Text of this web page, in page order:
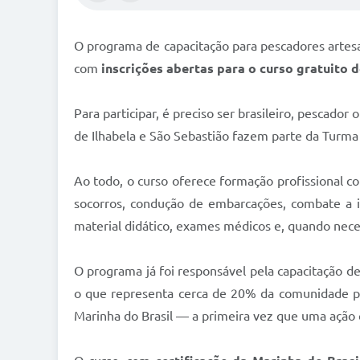
O programa de capacitação para pescadores
com inscrições abertas para o curso gratuito
Para participar, é preciso ser brasileiro, pescador
de Ilhabela e São Sebastião fazem parte da
Ao todo, o curso oferece formação profissional
socorros, condução de embarcações, combate
material didático, exames médicos e, quando
O programa já foi responsável pela capacitação
o que representa cerca de 20% da comunidade
Marinha do Brasil — a primeira vez que uma